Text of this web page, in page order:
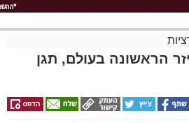
הראשונה בעולם, תגן